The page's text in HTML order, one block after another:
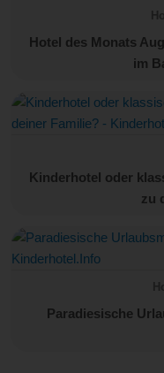
Hotel des Monats
im
Kinderhotel oder
zu
Paradiesische